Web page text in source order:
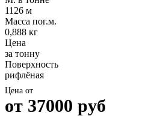
1126 м
Масса пог.м.
0,888 кг
Цена
за тонну
Поверхность
рифлёная
Цена от
от 37000 руб